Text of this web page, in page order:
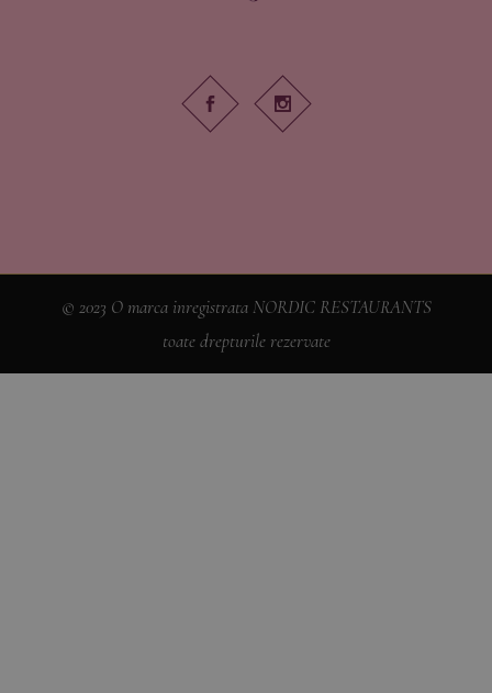
© 2023 O marca inregistrata NORDIC RESTAURANTS
toate drepturile rezervate